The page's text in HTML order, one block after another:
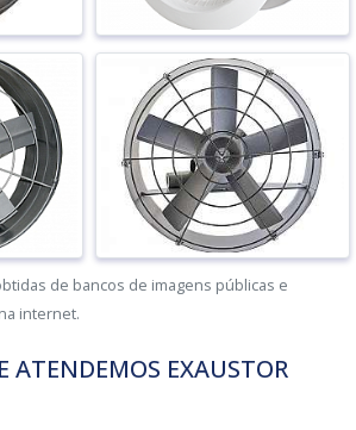
de bancos de imagens públicas e
internet.
ATENDEMOS EXAUSTOR